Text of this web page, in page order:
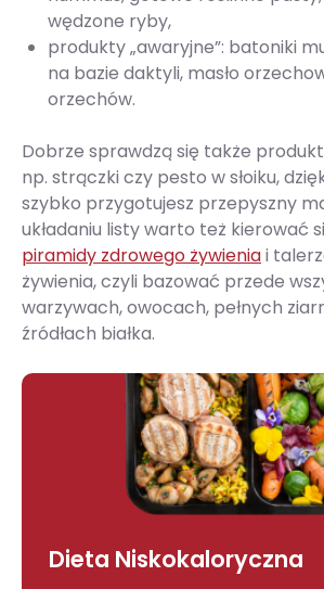
wędzone ryby,
produkty „awaryjne”: batoniki
na bazie daktyli, masło
orzechów.
Dobrze sprawdzą się także
np. strączki czy pesto w słoiku,
szybko przygotujesz przepyszny
układaniu listy warto też kierować
piramidy zdrowego żywieniai
żywienia, czyli bazować przede
warzywach, owocach, pełnych
źródłach białka.
Dieta Niskokaloryczna